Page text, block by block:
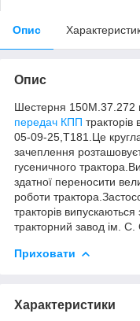
Опис
Опис
Шестерня 150М.37.272
передач КПП
05-09-25,Т181.Це
зачеплення
гусеничного
здатної переносити
роботи
тракторів
тракторний завод ім. С.
Приховати
Характеристики